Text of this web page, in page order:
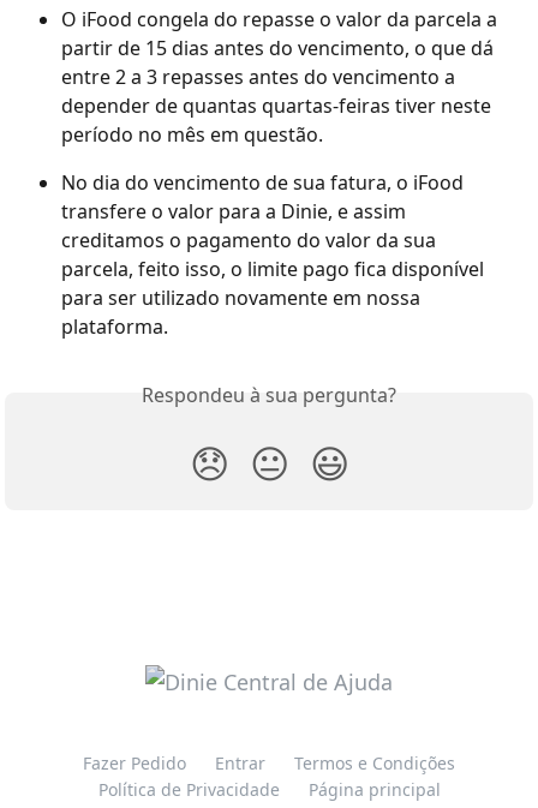
O iFood congela do repasse o valor da parcela a
partir de 15 dias antes do vencimento, o que dá
entre 2 a 3 repasses antes do vencimento a
depender de quantas quartas-feiras tiver neste
período no mês em questão.
No dia do vencimento de sua fatura, o iFood
transfere o valor para a Dinie, e assim
creditamos o pagamento do valor da sua
parcela, feito isso, o limite pago fica disponível
para ser utilizado novamente em nossa
plataforma.
Respondeu à sua pergunta?
😞 😐 😃
Fazer Pedido Entrar
Termos e Condições
Política de Privacidade
Página principal